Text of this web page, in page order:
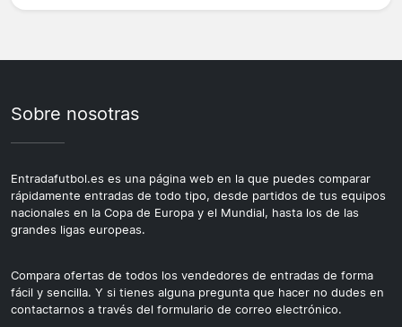
Sobre nosotras
Entradafutbol.es es una página web en la que puedes comparar
rápidamente entradas de todo tipo, desde partidos de tus equipos
nacionales en la Copa de Europa y el Mundial, hasta los de las
grandes ligas europeas.
Compara ofertas de todos los vendedores de entradas de forma
fácil y sencilla. Y si tienes alguna pregunta que hacer no dudes en
contactarnos a través del formulario de correo electrónico.